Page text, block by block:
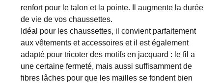
renfort pour le talon et la pointe. Il augmente la durée
de vie de vos chaussettes.
Idéal pour les chaussettes, il convient parfaitement
aux vêtements et accessoires et il est également
adapté pour tricoter des motifs en jacquard : le fil a
une certaine fermeté, mais aussi suffisamment de
fibres lâches pour que les mailles se fondent bien